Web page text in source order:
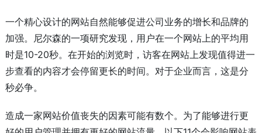
一个精心设计的网站自然能够促进公司业务的增长和品牌的
加强。尼尔森的一项研究发现，用户在一个网站上的平均用
时是10-20秒。在开始的浏览时，访客在网站上发现值得进一
步查看的内容才会停留更长的时间。对于企业而言，这是分
秒必争。
造成一家网站价值丧失的因素可能有数个。为了能够进行更